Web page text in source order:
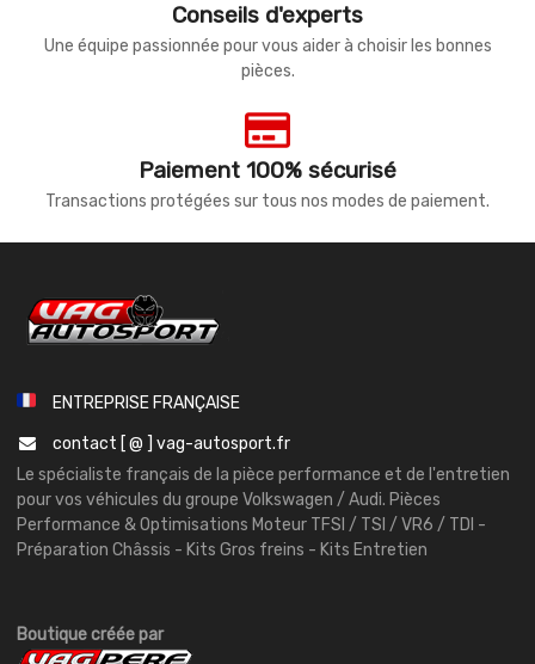
Conseils d'experts
Une équipe passionnée pour vous aider à choisir les bonnes
pièces.
Paiement 100% sécurisé
Transactions protégées sur tous nos modes de paiement.
ENTREPRISE FRANÇAISE
contact [ @ ] vag-autosport.fr
Le spécialiste français de la pièce performance et de l'entretien
pour vos véhicules du groupe Volkswagen / Audi. Pièces
Performance & Optimisations Moteur TFSI / TSI / VR6 / TDI -
Préparation Châssis - Kits Gros freins - Kits Entretien
Boutique créée par